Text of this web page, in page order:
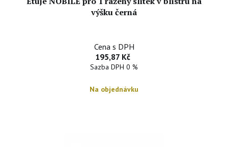
výšku černá
Cena s DPH
195,87 Kč
Sazba DPH 0 %
Na objednávku